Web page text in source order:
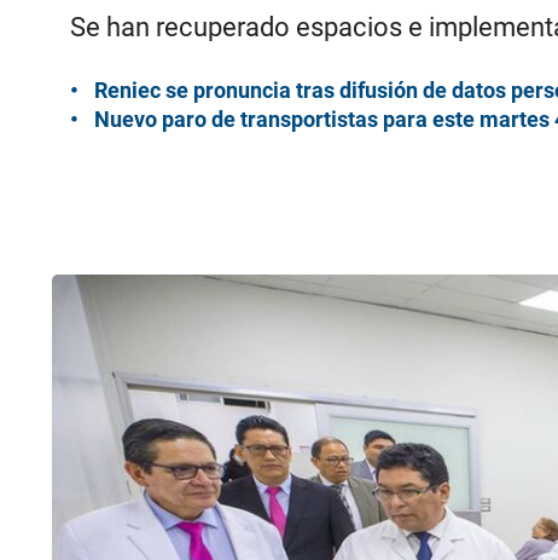
Se han recuperado espacios e
Reniec se pronuncia tras difusión de datos
Nuevo paro de transportistas para este